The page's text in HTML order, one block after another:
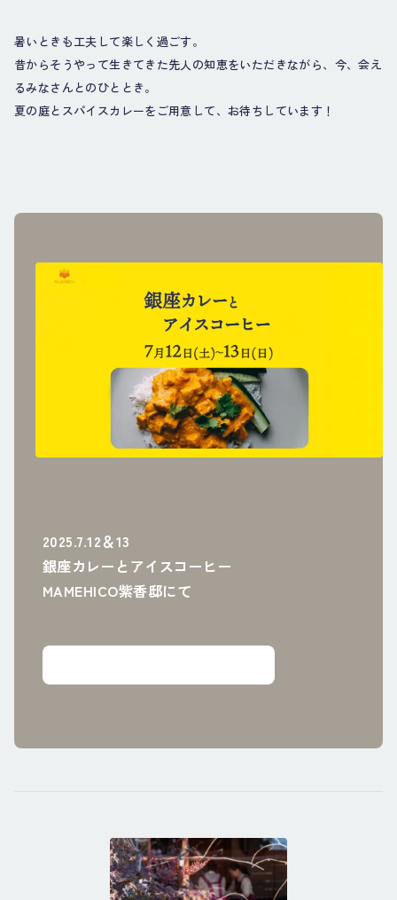
暑いときも工夫して楽しく過ごす。
昔からそうやって生きてきた先人の知恵をいただきながら、今、会え
るみなさんとのひととき。
夏の庭とスパイスカレーをご用意して、お待ちしています！
2025.7.12＆13
銀座カレーとアイスコーヒー
MAMEHICO紫香邸にて